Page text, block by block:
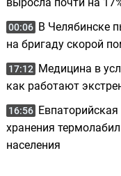
выросла почти на
00:06 В Челябинске
на бригаду скорой
17:12 Медицина в
как работают
16:56
хранения
населения